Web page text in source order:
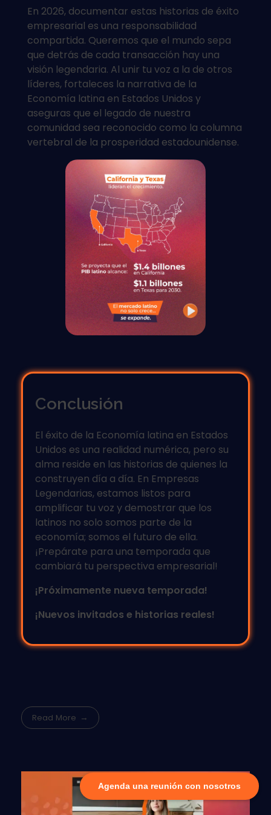
Agenda una reunión con nosotros
En 2026, documentar estas historias de éxito
empresarial es una responsabilidad
compartida. Queremos que el mundo sepa
que detrás de cada transacción hay una
visión legendaria. Al unir tu voz a la de otros
líderes, fortaleces la narrativa de la
Economía latina en Estados Unidos y
aseguras que el legado de nuestra
comunidad sea reconocido como la columna
vertebral de la prosperidad estadounidense.
Conclusión
El éxito de la Economía latina en Estados
Unidos es una realidad numérica, pero su
alma reside en las historias de quienes la
construyen día a día. En Empresas
Legendarias, estamos listos para
amplificar tu voz y demostrar que los
latinos no solo somos parte de la
economía; somos el futuro de ella.
¡Prepárate para una temporada que
cambiará tu perspectiva empresarial!
¡Próximamente nueva temporada!
¡Nuevos invitados e historias reales!
Read More